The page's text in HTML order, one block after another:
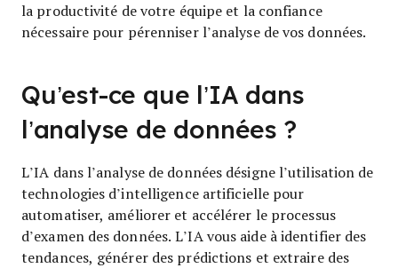
la productivité de votre équipe et la confiance
nécessaire pour pérenniser l’analyse de vos données.
Qu’est-ce que l’IA dans
l’analyse de données ?
L’IA dans l’analyse de données désigne l’utilisation de
technologies d’intelligence artificielle pour
automatiser, améliorer et accélérer le processus
d’examen des données. L’IA vous aide à identifier des
tendances, générer des prédictions et extraire des